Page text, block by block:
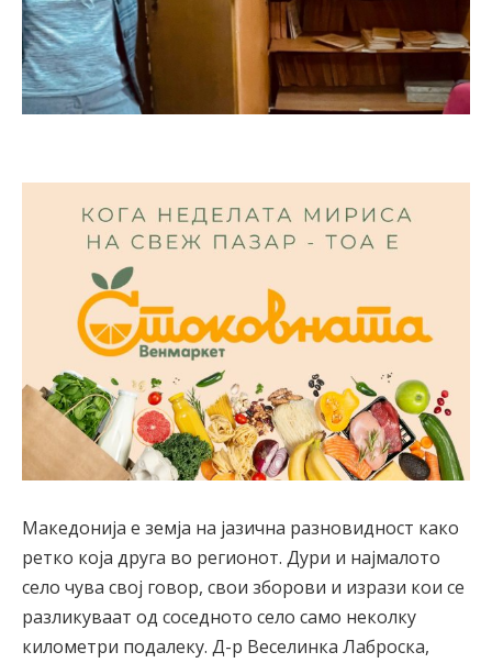
Македонија е земја на јазична разновидност како
ретко која друга во регионот. Дури и најмалото
село чува свој говор, свои зборови и изрази кои се
разликуваат од соседното село само неколку
километри подалеку. Д-р Веселинка Лаброска,